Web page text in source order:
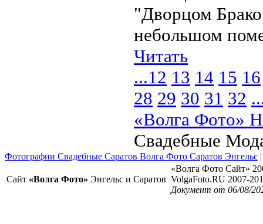
"Дворцом
небольшом
Читать
...12 13 14 15 16
28 29 30 31 32
«Волга Фото»
Свадебные
Фотографии Свадебные Саратов Волга Фото Саратов Энгельс
Сайт «Волга Фото» Энгельс и Саратов
«Волга Фото Сайт»
VolgaFoto.RU 2007-
Документ от 06/08/